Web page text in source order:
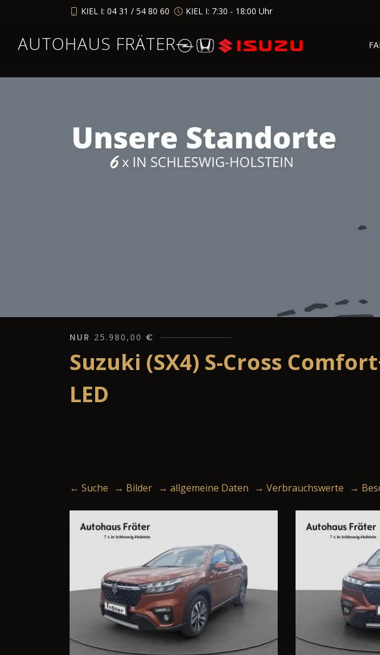
KIEL I: 04 31 / 54 80 60 KIEL I: 7:30 - 18:00 Uhr
AUTOHAUS FRÄTER
NUR 25.980,00 €
Suzuki (SX4) S-Cross
LED
← Suche → Bilder → allgemeine Daten → Verbrauchswerte →